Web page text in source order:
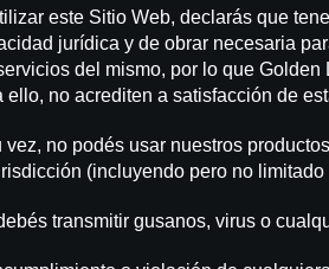
este Sitio Web, declarás que
jurídica y de obrar necesaria
del mismo, por lo que
ello, no acrediten a satisfacción de
vez, no podés usar nuestros
(incluyendo pero no
transmitir gusanos, virus o